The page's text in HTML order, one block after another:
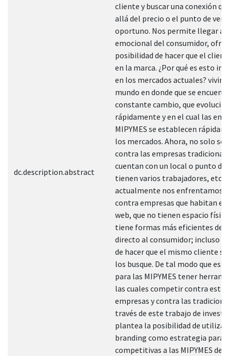
dc.description.abstract
cliente y buscar una conexión
allá del precio o el punto de
oportuno. Nos permite llegar al
emocional del consumidor,
posibilidad de hacer que el
en la marca. ¿Por qué es esto
en los mercados actuales?
mundo en donde que se
constante cambio, que
rápidamente y en el cual las
MIPYMES se establecen
los mercados. Ahora, no solo se
contra las empresas
cuentan con un local o punto de
tienen varios trabajadores, etc.
actualmente nos enfrentamos
contra empresas que habitan
web, que no tienen espacio
tiene formas más eficientes de
directo al consumidor; incluso
de hacer que el mismo cliente
los busque. De tal modo que es
para las MIPYMES tener
las cuales competir contra estas
empresas y contra las
través de este trabajo de
plantea la posibilidad de utilizar
branding como estrategia para
competitivas a las MIPYMES de